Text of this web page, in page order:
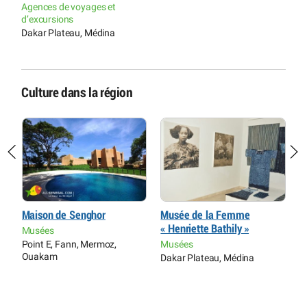
Agences de voyages et
d’excursions
Dakar Plateau, Médina
Culture dans la région
Maison de Senghor
Musées
Point E, Fann, Mermoz,
Ouakam
Musée de la Femme
« Henriette Bathily »
Musées
Dakar Plateau, Médina